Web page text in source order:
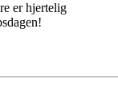
er hjertelig